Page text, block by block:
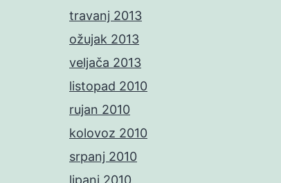
travanj 2013
ožujak 2013
veljača 2013
listopad 2010
rujan 2010
kolovoz 2010
srpanj 2010
lipanj 2010